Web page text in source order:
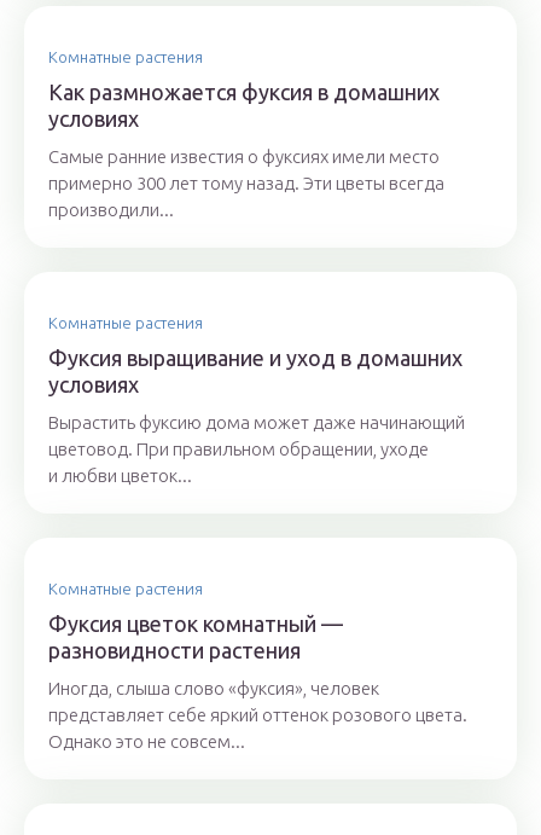
Комнатные растения
Как размножается фуксия в домашних
условиях
Самые ранние известия о фуксиях имели место
примерно 300 лет тому назад. Эти цветы всегда
производили...
Комнатные растения
Фуксия выращивание и уход в домашних
условиях
Вырастить фуксию дома может даже начинающий
цветовод. При правильном обращении, уходе
и любви цветок...
Комнатные растения
Фуксия цветок комнатный —
разновидности растения
Иногда, слыша слово «фуксия», человек
представляет себе яркий оттенок розового цвета.
Однако это не совсем...